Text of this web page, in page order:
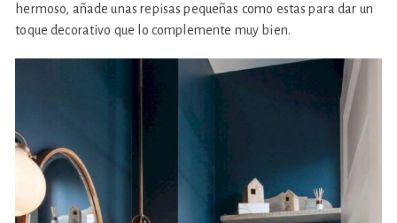
hermoso, añade unas repisas pequeñas como estas para dar un
toque decorativo que lo complemente muy bien.